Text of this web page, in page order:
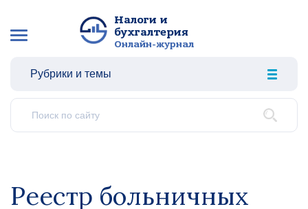
Налоги и
бухгалтерия
Онлайн-журнал
Рубрики и темы
Реестр больничных